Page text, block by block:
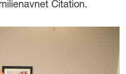
Citation.